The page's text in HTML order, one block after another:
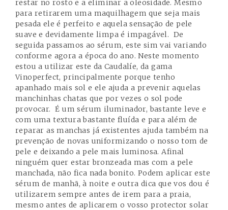
restar no rosto e a eliminar a oleosidade. Mesmo
para retirarem uma maquilhagem que seja mais
pesada ele é perfeito e aquela sensação de pele
suave e devidamente limpa é impagável. De
seguida passamos ao sérum, este sim vai variando
conforme agora a época do ano. Neste momento
estou a utilizar este da Caudalíe, da gama
Vinoperfect, principalmente porque tenho
apanhado mais sol e ele ajuda a prevenir aquelas
manchinhas chatas que por vezes o sol pode
provocar. É um sérum iluminador, bastante leve e
com uma textura bastante fluída e para além de
reparar as manchas já existentes ajuda também na
prevenção de novas uniformizando o nosso tom de
pele e deixando a pele mais luminosa. Afinal
ninguém quer estar bronzeada mas com a pele
manchada, não fica nada bonito. Podem aplicar este
sérum de manhã, à noite e outra dica que vos dou é
utilizarem sempre antes de irem para a praia,
mesmo antes de aplicarem o vosso protector solar